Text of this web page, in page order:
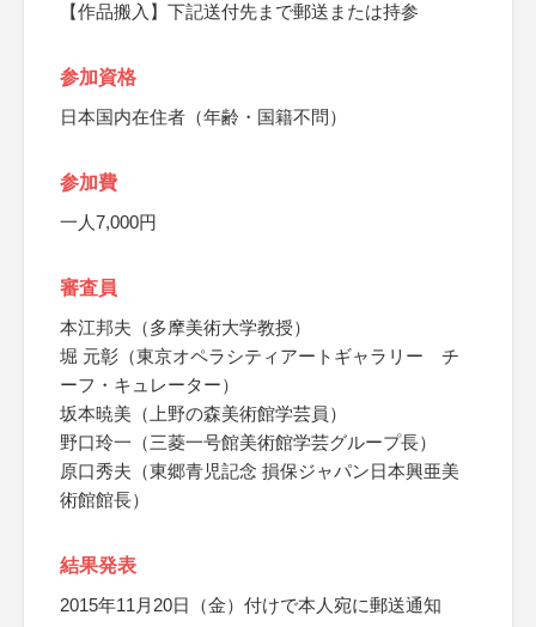
【作品搬入】下記送付先まで郵送または持参
参加資格
日本国内在住者（年齢・国籍不問）
参加費
一人7,000円
審査員
本江邦夫（多摩美術大学教授）
堀 元彰（東京オペラシティアートギャラリー チ
ーフ・キュレーター）
坂本暁美（上野の森美術館学芸員）
野口玲一（三菱一号館美術館学芸グループ長）
原口秀夫（東郷青児記念 損保ジャパン日本興亜美
術館館長）
結果発表
2015年11月20日（金）付けで本人宛に郵送通知